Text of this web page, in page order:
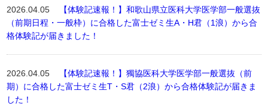
2026.04.05
【体験記速報！】和歌山県立医科大学医学部一般選抜
（前期日程・一般枠）に合格した富士ゼミ生A・H君（1浪）から合
格体験記が届きました！
2026.04.05
【体験記速報！】獨協医科大学医学部一般選抜（前
期）に合格した富士ゼミ生T・S君（2浪）から合格体験記が届きま
した！